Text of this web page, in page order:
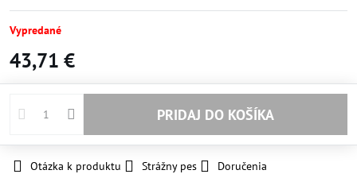
Vypredané
43,71 €
PRIDAJ DO KOŠÍKA
Otázka k produktu Strážny pes
Doručenia